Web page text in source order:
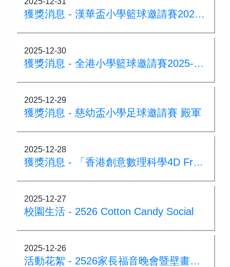
獲獎消息 - 漢華盃小學籃球邀請賽2025-2026暨漢華80大灣區三人籃球邀請賽
2025-12-30
獲獎消息 - 全港小學籃球邀請賽2025-2026盾賽 亞軍
2025-12-29
獲獎消息 - 慈幼盃小學足球邀請賽 殿軍
2025-12-28
獲獎消息 - 「香港創意數理科學4D Frame 比賽」高小組金獎
2025-12-27
校園生活 - 2526 Cotton Candy Social
2025-12-26
活動花絮 - 2526家長福音晚會暨壁畫開幕禮